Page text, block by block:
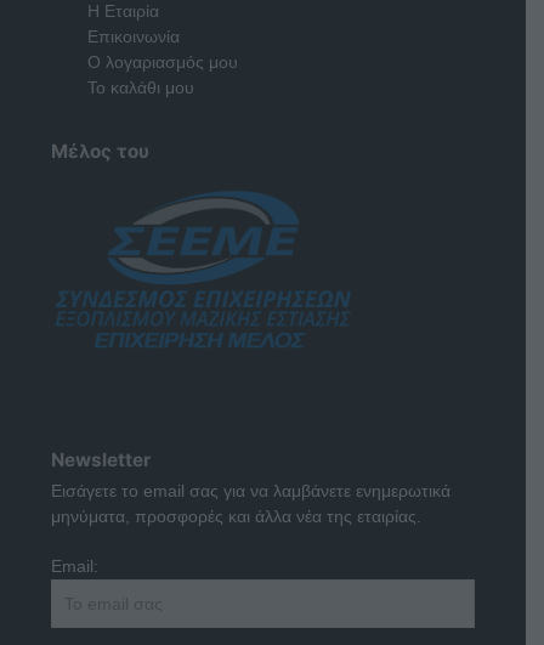
Η Εταιρία
Επικοινωνία
Ο λογαριασμός μου
Το καλάθι μου
Μέλος του
Newsletter
Εισάγετε το email σας για να λαμβάνετε ενημερωτικά
μηνύματα, προσφορές και άλλα νέα της εταιρίας.
Email: